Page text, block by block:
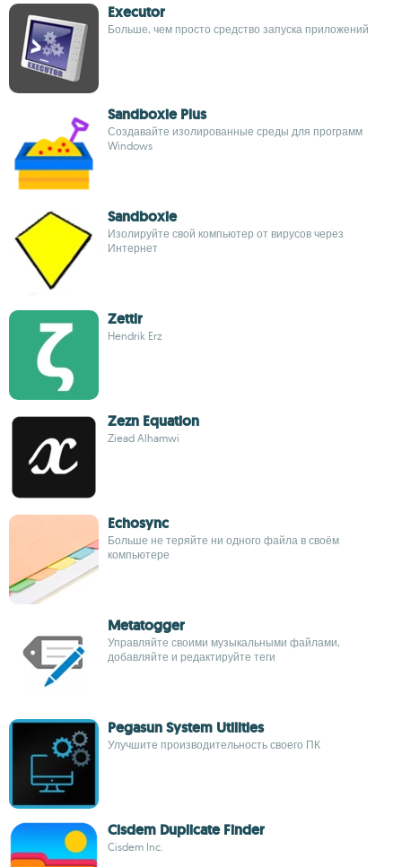
Executor
Больше, чем просто средство запуска приложений
Sandboxie Plus
Создавайте изолированные среды для программ
Windows
Sandboxie
Изолируйте свой компьютер от вирусов через
Интернет
Zettlr
Hendrik Erz
Zezn Equation
Ziead Alhamwi
Echosync
Больше не теряйте ни одного файла в своём
компьютере
Metatogger
Управляйте своими музыкальными файлами,
добавляйте и редактируйте теги
Pegasun System Utilities
Улучшите производительность своего ПК
Cisdem Duplicate Finder
Cisdem Inc.